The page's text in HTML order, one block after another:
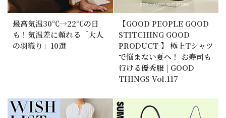
最高気温30℃→22℃の日
も！気温差に頼れる「大人
の羽織り」10選
【GOOD PEOPLE GOOD
STITCHING GOOD
PRODUCT 】 極上Tシャツ
で悩まない夏へ！ お寿司も
行ける優秀服 | GOOD
THINGS Vol.117